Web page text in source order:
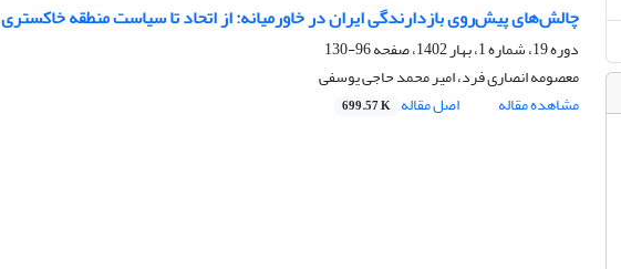
چالش‌های پیش‌روی بازدارندگی ایران در خاورمیانه: از اتحاد تا سیاست منطقه خاکستری
دوره 19، شماره 1، بهار 1402، صفحه
96-130
معصومه انصاری فرد، امیر محمد حاجی یوسفی
مشاهده مقاله
اصل مقاله 699.57 K